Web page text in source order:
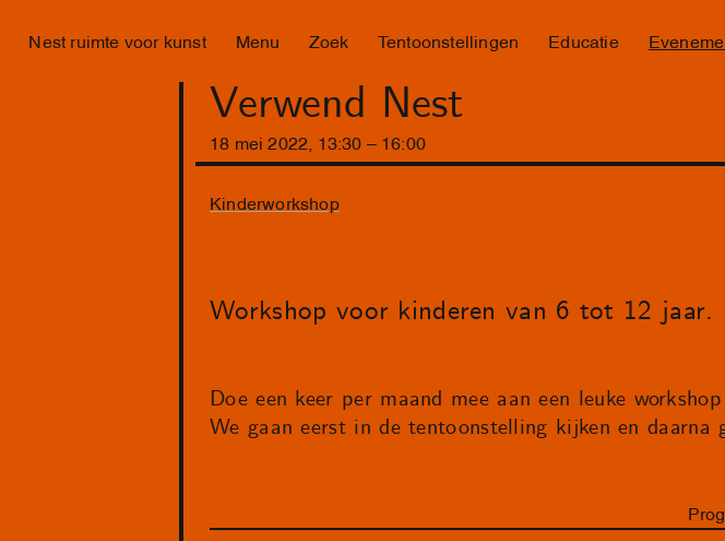
Nest ruimte voor kunst Menu Zoek Tentoonstellingen Educatie
Verwend Nest
18 mei 2022 13 : 30 16 : 00
Kinderworkshop
Workshop voor kinderen van 6 tot 12 jaar.
Doe een keer per maand mee aan een leuke
We gaan eerst in de tentoonstelling kijken en daarna